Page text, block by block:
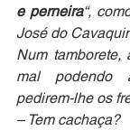
e perneira“,
José do
Num tamborete,
mal podendo
pedirem-lhe os
– Tem cachaça?